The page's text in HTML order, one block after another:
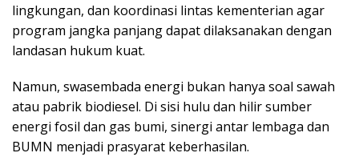
lingkungan, dan koordinasi lintas kementerian agar
program jangka panjang dapat dilaksanakan dengan
landasan hukum kuat.
Namun, swasembada energi bukan hanya soal sawah
atau pabrik biodiesel. Di sisi hulu dan hilir sumber
energi fosil dan gas bumi, sinergi antar lembaga dan
BUMN menjadi prasyarat keberhasilan.